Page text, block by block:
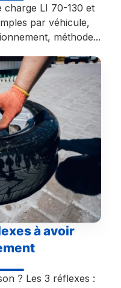
charge LI 70-130 et
par véhicule,
méthode...
à avoir
? Les 3 réflexes :